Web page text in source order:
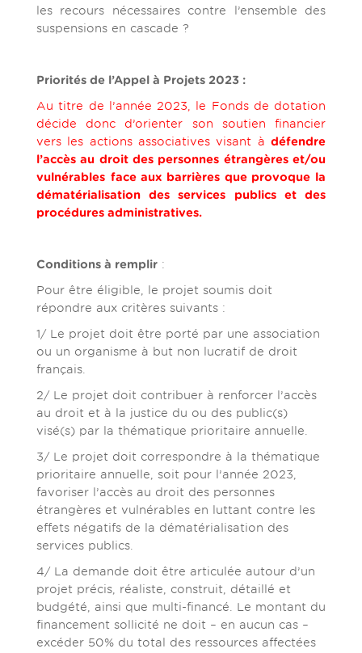
les recours nécessaires contre l’ensemble des
suspensions en cascade ?
Priorités de l’Appel à Projets 2023 :
Au titre de l’année 2023, le Fonds de dotation
décide donc d’orienter son soutien financier
vers les actions associatives visant à défendre
l’accès au droit des personnes étrangères et/ou
vulnérables face aux barrières que provoque la
dématérialisation des services publics et des
procédures administratives.
Conditions à remplir :
Pour être éligible, le projet soumis doit
répondre aux critères suivants :
1/ Le projet doit être porté par une association
ou un organisme à but non lucratif de droit
français.
2/ Le projet doit contribuer à renforcer l’accès
au droit et à la justice du ou des public(s)
visé(s) par la thématique prioritaire annuelle.
3/ Le projet doit correspondre à la thématique
prioritaire annuelle, soit pour l’année 2023,
favoriser l’accès au droit des personnes
étrangères et vulnérables en luttant contre les
effets négatifs de la dématérialisation des
services publics.
4/ La demande doit être articulée autour d’un
projet précis, réaliste, construit, détaillé et
budgété, ainsi que multi-financé. Le montant du
financement sollicité ne doit – en aucun cas –
excéder 50% du total des ressources affectées